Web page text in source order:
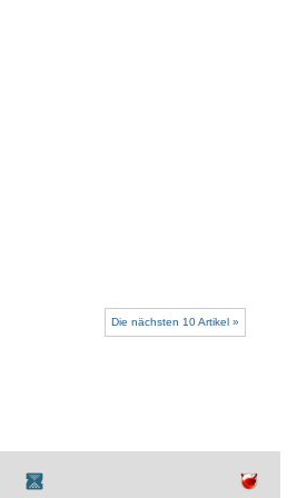
Die nächsten 10 Artikel »